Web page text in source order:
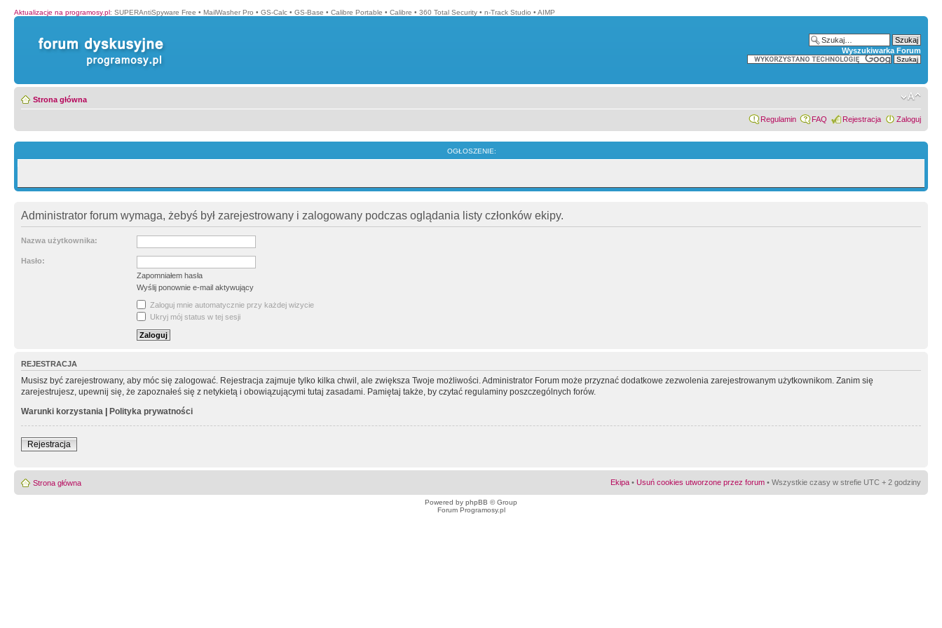
Aktualizacje na programosy.pl: SUPERAntiSpyware Free • MailWasher Pro • GS-Calc • GS-Base • Calibre Portable • Calibre • 360 Total Security • n-Track Studio • AIMP
Wyszukiwarka Forum
Strona główna
Regulamin FAQ Rejestracja Zaloguj
OGŁOSZENIE:
Administrator forum wymaga, żebyś był zarejestrowany i zalogowany podczas oglądania listy członków ekipy.
Nazwa użytkownika:
Hasło:
Zapomniałem hasła
Wyślij ponownie e-mail aktywujący
Zaloguj mnie automatycznie przy każdej wizycie
Ukryj mój status w tej sesji
REJESTRACJA
Musisz być zarejestrowany, aby móc się zalogować. Rejestracja zajmuje tylko kilka chwil, ale zwiększa Twoje możliwości. Administrator Forum może przyznać dodatkowe zezwolenia zarejestrowanym użytkownikom. Zanim się
zarejestrujesz, upewnij się, że zapoznałeś się z netykietą i obowiązującymi tutaj zasadami. Pamiętaj także, by czytać regulaminy poszczególnych forów.
Warunki korzystania | Polityka prywatności
Rejestracja
Strona główna Ekipa • Usuń cookies utworzone przez forum • Wszystkie czasy w strefie UTC + 2 godziny
Powered by phpBB © Group
Forum Programosy.pl